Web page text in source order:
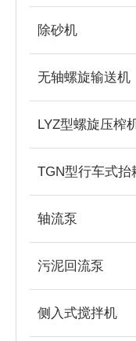
除砂机
无轴螺旋输送机
LYZ型螺旋压榨
轴流泵
污泥回流泵
侧入式搅拌机